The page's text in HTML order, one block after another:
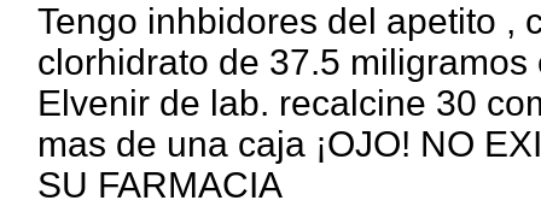
Tengo inhbidores del apetito ,
clorhidrato de 37.5
Elvenir de lab. recalcine 30
mas de una caja ¡OJO! NO
SU FARMACIA